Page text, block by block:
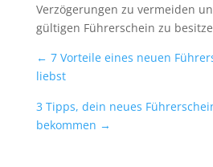
Verzögerungen zu vermeiden
gültigen Führerschein zu
← 7 Vorteile eines neuen
liebst
3 Tipps, dein neues
bekommen →